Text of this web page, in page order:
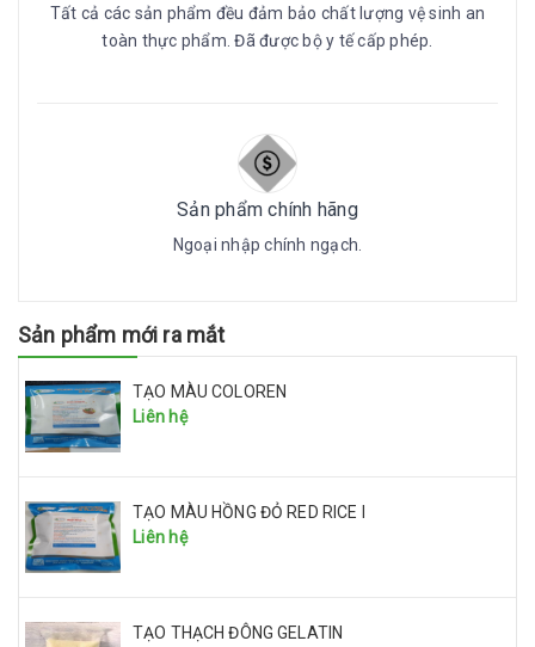
Tất cả các sản phẩm đều đảm bảo chất lượng vệ sinh an
toàn thực phẩm. Đã được bộ y tế cấp phép.
Sản phẩm chính hãng
Ngoại nhập chính ngạch.
Sản phẩm mới ra mắt
TẠO MÀU COLOREN
Liên hệ
TẠO MÀU HỒNG ĐỎ RED RICE I
Liên hệ
TẠO THẠCH ĐÔNG GELATIN